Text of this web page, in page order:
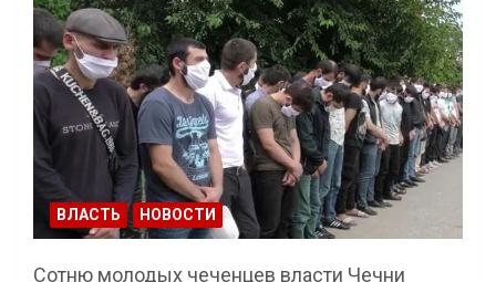
ВЛАСТЬ НОВОСТИ
Сотню молодых чеченцев власти Чечни